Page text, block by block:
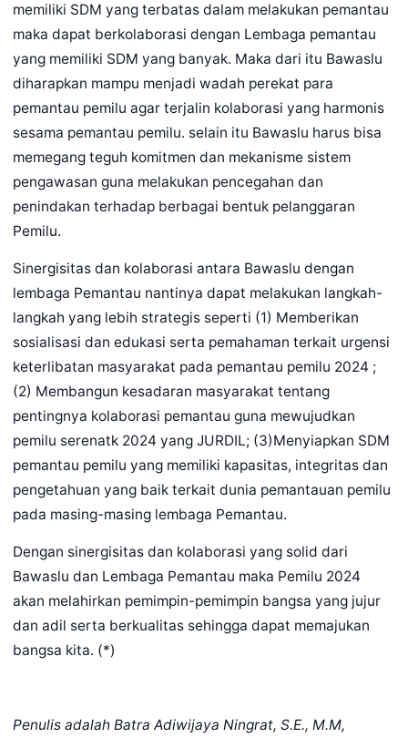
memiliki SDM yang terbatas dalam melakukan pemantau
maka dapat berkolaborasi dengan Lembaga pemantau
yang memiliki SDM yang banyak. Maka dari itu Bawaslu
diharapkan mampu menjadi wadah perekat para
pemantau pemilu agar terjalin kolaborasi yang harmonis
sesama pemantau pemilu. selain itu Bawaslu harus bisa
memegang teguh komitmen dan mekanisme sistem
pengawasan guna melakukan pencegahan dan
penindakan terhadap berbagai bentuk pelanggaran
Pemilu.
Sinergisitas dan kolaborasi antara Bawaslu dengan
lembaga Pemantau nantinya dapat melakukan langkah-
langkah yang lebih strategis seperti (1) Memberikan
sosialisasi dan edukasi serta pemahaman terkait urgensi
keterlibatan masyarakat pada pemantau pemilu 2024 ;
(2) Membangun kesadaran masyarakat tentang
pentingnya kolaborasi pemantau guna mewujudkan
pemilu serenatk 2024 yang JURDIL; (3)Menyiapkan SDM
pemantau pemilu yang memiliki kapasitas, integritas dan
pengetahuan yang baik terkait dunia pemantauan pemilu
pada masing-masing lembaga Pemantau.
Dengan sinergisitas dan kolaborasi yang solid dari
Bawaslu dan Lembaga Pemantau maka Pemilu 2024
akan melahirkan pemimpin-pemimpin bangsa yang jujur
dan adil serta berkualitas sehingga dapat memajukan
bangsa kita. (*)
Penulis adalah Batra Adiwijaya Ningrat, S.E., M.M,